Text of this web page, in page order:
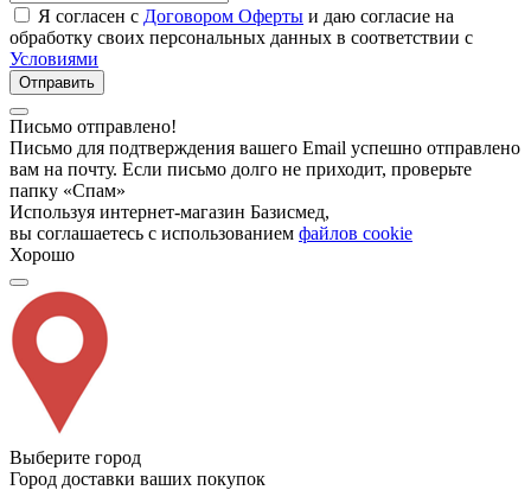
Я согласен с Договором Оферты и даю согласие на
обработку своих персональных данных в соответствии с
Условиями
Отправить
Письмо отправлено!
Письмо для подтверждения вашего Email успешно отправлено
вам на почту. Если письмо долго не приходит, проверьте
папку «Спам»
Используя интернет-магазин Базисмед,
вы соглашаетесь с использованием файлов cookie
Хорошо
Выберите город
Город доставки ваших покупок